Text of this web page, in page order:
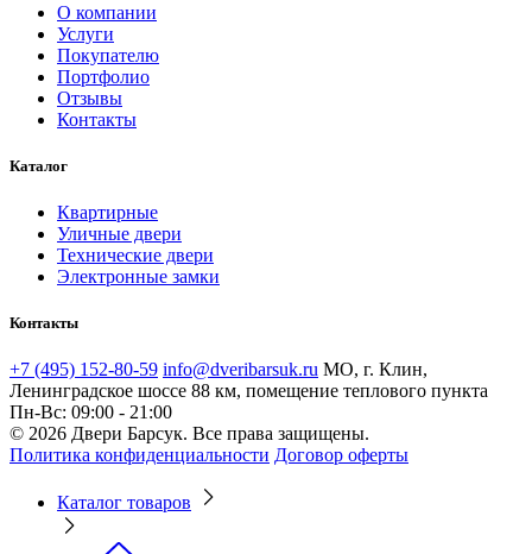
О компании
Услуги
Покупателю
Портфолио
Отзывы
Контакты
Каталог
Квартирные
Уличные двери
Технические двери
Электронные замки
Контакты
+7 (495) 152-80-59 info@dveribarsuk.ru МО, г. Клин,
Ленинградское шоссе 88 км, помещение теплового пункта
Пн-Вс: 09:00 - 21:00
© 2026 Двери Барсук. Все права защищены.
Политика конфиденциальности Договор оферты
Каталог товаров